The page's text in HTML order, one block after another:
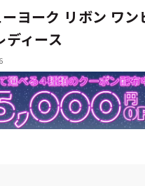
ヨーク リボン ワン
ディース